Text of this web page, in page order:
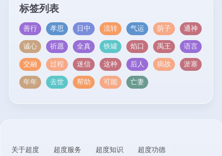
标签列表
善行 孝思 日中 流转 气运 荫子 通神
诚心 祈愿 全真 铁罐 焰口 禹王 语言
交融 过程 迷信 这种 后人 病故 淤塞
年年 去世 帮助 可能 亡妻
关于超度 超度服务 超度知识 超度功德